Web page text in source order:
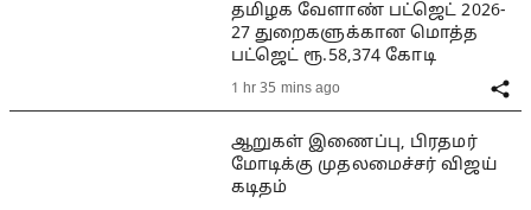
தமிழக வேளாண் பட்ஜெட் 2026-
27 துறைகளுக்கான மொத்த
பட்ஜெட் ரூ.58,374 கோடி
1 hr 35 mins ago
ஆறுகள் இணைப்பு, பிரதமர்
மோடிக்கு முதலமைச்சர் விஜய்
கடிதம்